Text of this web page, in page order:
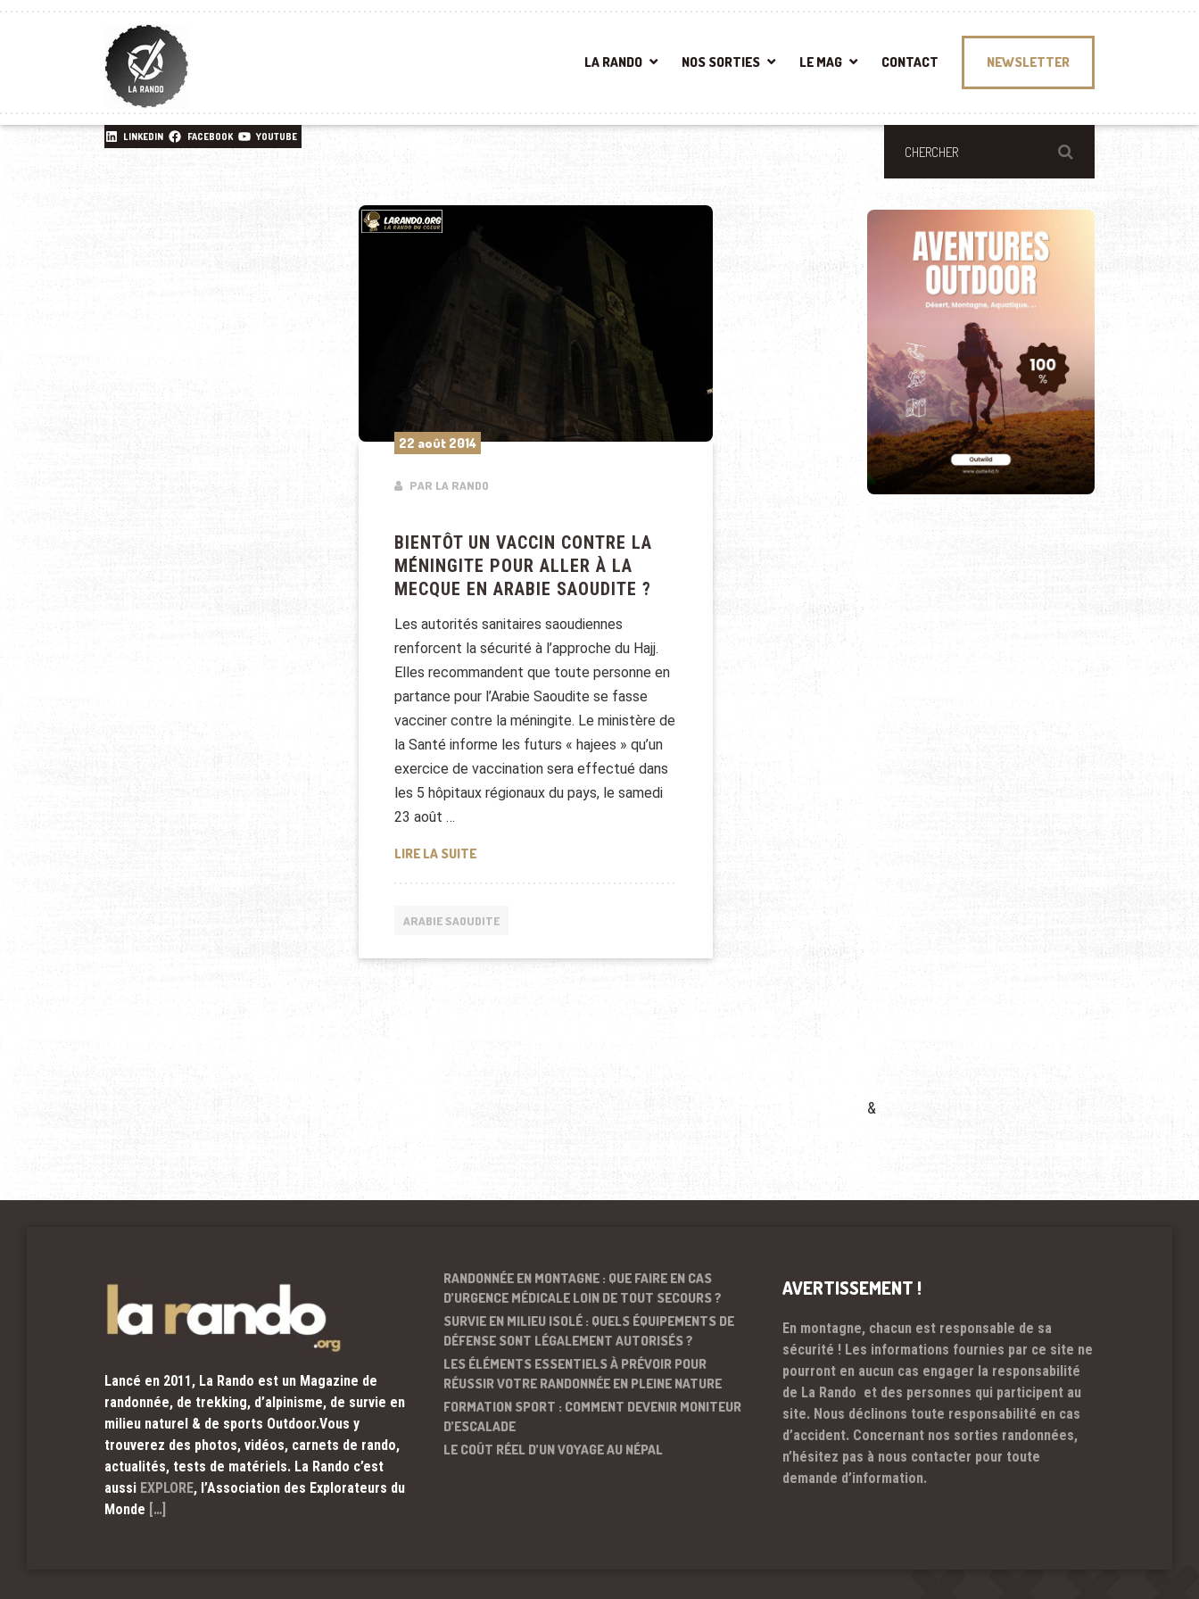
LA RANDO NOS SORTIES LE MAG CONTACT NEWSLETTER
LINKEDIN FACEBOOK YOUTUBE
22 août 2014
PAR LA RANDO
BIENTÔT UN VACCIN CONTRE LA
MÉNINGITE POUR ALLER À LA
MECQUE EN ARABIE SAOUDITE ?
Les autorités sanitaires saoudiennes
renforcent la sécurité à l’approche du Hajj.
Elles recommandent que toute personne en
partance pour l’Arabie Saoudite se fasse
vacciner contre la méningite. Le ministère de
la Santé informe les futurs « hajees » qu’un
exercice de vaccination sera effectué dans
les 5 hôpitaux régionaux du pays, le samedi
23 août …
LIRE LA SUITEBIENTÔT UN VACCIN CONTRE LA MÉNINGITE POUR ALLER À LA MECQUE EN ARABIE SAOUDITE ?
ARABIE SAOUDITE
&
Lancé en 2011, La Rando est un Magazine de
randonnée, de trekking, d’alpinisme, de survie en
milieu naturel & de sports Outdoor.Vous y
trouverez des photos, vidéos, carnets de rando,
actualités, tests de matériels. La Rando c’est
aussi EXPLORE, l’Association des Explorateurs du
Monde […]
RANDONNÉE EN MONTAGNE : QUE FAIRE EN CAS
D’URGENCE MÉDICALE LOIN DE TOUT SECOURS ?
SURVIE EN MILIEU ISOLÉ : QUELS ÉQUIPEMENTS DE
DÉFENSE SONT LÉGALEMENT AUTORISÉS ?
LES ÉLÉMENTS ESSENTIELS À PRÉVOIR POUR
RÉUSSIR VOTRE RANDONNÉE EN PLEINE NATURE
FORMATION SPORT : COMMENT DEVENIR MONITEUR
D’ESCALADE
LE COÛT RÉEL D’UN VOYAGE AU NÉPAL
AVERTISSEMENT !
En montagne, chacun est responsable de sa
sécurité ! Les informations fournies par ce site ne
pourront en aucun cas engager la responsabilité
de La Rando et des personnes qui participent au
site. Nous déclinons toute responsabilité en cas
d’accident. Concernant nos sorties randonnées,
n’hésitez pas à nous contacter pour toute
demande d’information.